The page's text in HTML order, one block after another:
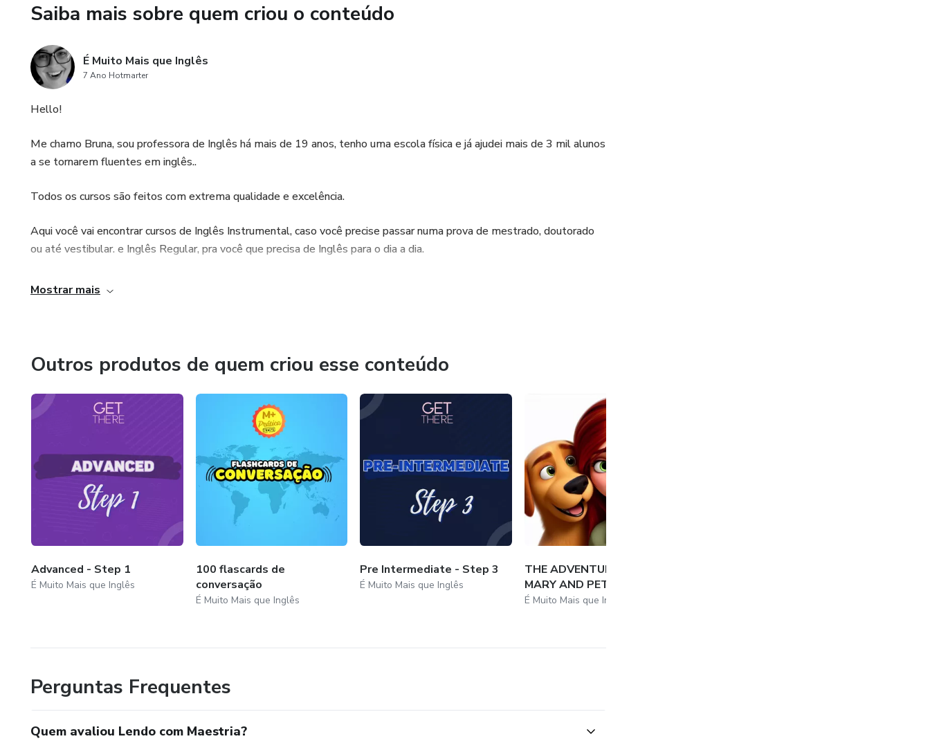
Saiba mais sobre quem criou o conteúdo
É Muito Mais que Inglês
7 Ano Hotmarter
Hello!
Me chamo Bruna, sou professora de Inglês há mais de 19 anos, tenho uma escola física e já ajudei mais de 3 mil alunos
a se tornarem fluentes em inglês..
Todos os cursos são feitos com extrema qualidade e excelência.
Aqui você vai encontrar cursos de Inglês Instrumental, caso você precise passar numa prova de mestrado, doutorado
ou até vestibular. e Inglês Regular, pra você que precisa de Inglês para o dia a dia.
Me siga nas redes sociais para ter acesso ao meu conteúdo gratuito!
Mostrar mais
Outros produtos de quem criou esse conteúdo
Advanced - Step 1
É Muito Mais que Inglês
100 flascards de
conversação
É Muito Mais que Inglês
Pre Intermediate - Step 3
É Muito Mais que Inglês
THE ADVENTURES OF MAX,
MARY AND PETER
É Muito Mais que Inglês
Perguntas Frequentes
Quem avaliou Lendo com Maestria?